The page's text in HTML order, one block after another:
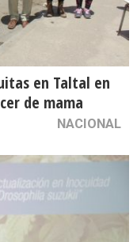
en Taltal en
de mama
NACIONAL